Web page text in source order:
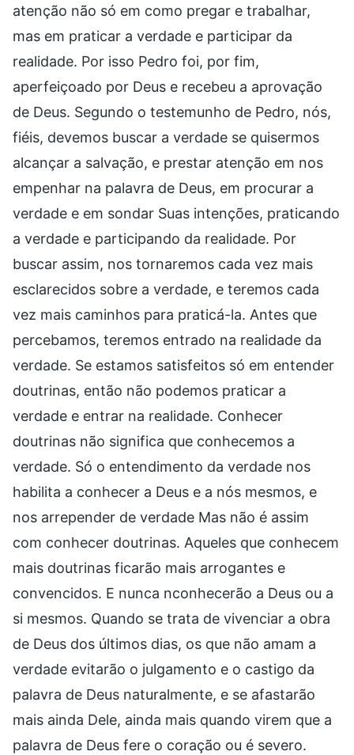
atenção não só em como pregar e trabalhar,
mas em praticar a verdade e participar da
realidade. Por isso Pedro foi, por fim,
aperfeiçoado por Deus e recebeu a aprovação
de Deus. Segundo o testemunho de Pedro, nós,
fiéis, devemos buscar a verdade se quisermos
alcançar a salvação, e prestar atenção em nos
empenhar na palavra de Deus, em procurar a
verdade e em sondar Suas intenções, praticando
a verdade e participando da realidade. Por
buscar assim, nos tornaremos cada vez mais
esclarecidos sobre a verdade, e teremos cada
vez mais caminhos para praticá-la. Antes que
percebamos, teremos entrado na realidade da
verdade. Se estamos satisfeitos só em entender
doutrinas, então não podemos praticar a
verdade e entrar na realidade. Conhecer
doutrinas não significa que conhecemos a
verdade. Só o entendimento da verdade nos
habilita a conhecer a Deus e a nós mesmos, e
nos arrepender de verdade Mas não é assim
com conhecer doutrinas. Aqueles que conhecem
mais doutrinas ficarão mais arrogantes e
convencidos. E nunca nconhecerão a Deus ou a
si mesmos. Quando se trata de vivenciar a obra
de Deus dos últimos dias, os que não amam a
verdade evitarão o julgamento e o castigo da
palavra de Deus naturalmente, e se afastarão
mais ainda Dele, ainda mais quando virem que a
palavra de Deus fere o coração ou é severo.